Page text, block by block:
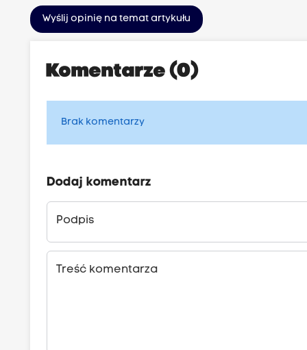
Wyślij opinię na temat artykułu
Komentarze (0)
Brak komentarzy
Dodaj komentarz
Podpis
Treść komentarza